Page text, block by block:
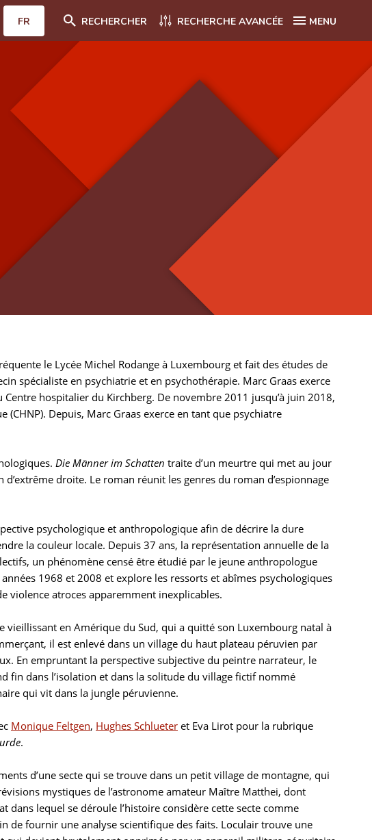
FR RECHERCHER RECHERCHE AVANCÉE MENU
le Lycée Michel Rodange à Luxembourg et fait des études de
spécialiste en psychiatrie et en psychothérapie. Marc Graas exerce
hospitalier du Kirchberg. De novembre 2011 jusqu’à juin 2018,
Depuis, Marc Graas exerce en tant que psychiatre
Die Männer im Schatten traite d’un meurtre qui met au jour
droite. Le roman réunit les genres du roman d’espionnage
psychologique et anthropologique afin de décrire la dure
la couleur locale. Depuis 37 ans, la représentation annuelle de la
un phénomène censé être étudié par le jeune anthropologue
1968 et 2008 et explore les ressorts et abîmes psychologiques
violence atroces apparemment inexplicables.
vieillissant en Amérique du Sud, qui a quitté son Luxembourg natal à
il est enlevé dans un village du haut plateau péruvien par
En empruntant la perspective subjective du peintre narrateur, le
fin dans l’isolation et dans la solitude du village fictif nommé
qui vit dans la jungle péruvienne.
Monique Feltgen, Hughes Schlueter et Eva Lirot pour la rubrique
.
d’une secte qui se trouve dans un petit village de montagne, qui
mystiques de l’astronome amateur Maître Matthei, dont
dans lequel se déroule l’histoire considère cette secte comme
de fournir une analyse scientifique des faits. Loculair trouve une